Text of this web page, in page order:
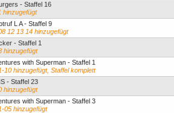
- Staffel 16
hinzugefügt
L A - Staffel 9
12 13 14 hinzugefügt
- Staffel 1
hinzugefügt
with Superman - Staffel 1
10 hinzugefügt, Staffel komplett
- Staffel 23
hinzugefügt
with Superman - Staffel 3
05 hinzugefügt